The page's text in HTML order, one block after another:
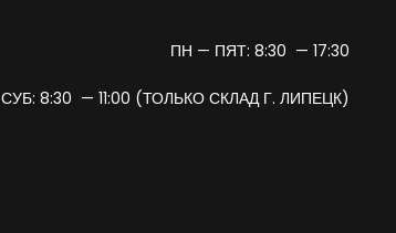
ПН — ПЯТ: 8:30 — 17:30
СУБ: 8:30 — 11:00 (ТОЛЬКО СКЛАД Г. ЛИПЕЦК)